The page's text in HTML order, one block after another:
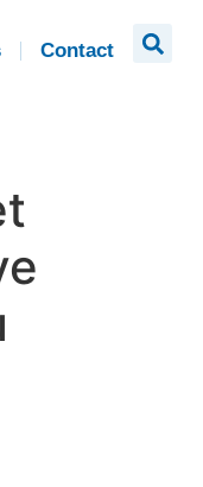
Contact